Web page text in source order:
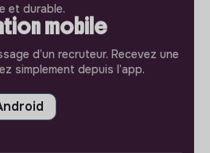
et durable.
mobile
d’un recruteur. Recevez une
simplement depuis l’app.